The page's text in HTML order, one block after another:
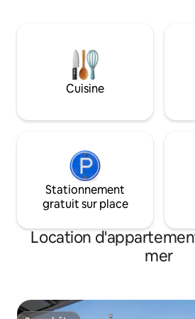
les environs sont un quartier
calme, vous pouvez vous détendre.
Après avoir profité du tourisme et du
shopping, vous pourrez vous
Boutiques connues uniquement des
bien la région de Shinjuku et le
local de Tokyo. Nous vous
de délicieux endroits cachés, tels
bons restaurants de ramen, des
épiceries locales et des bars à vin
de délicieux snacks.
Cuisine
Stationnement
gratuit sur place
Location
mer